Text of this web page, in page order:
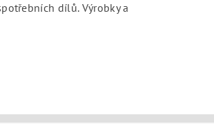
dílů.Výrobky a